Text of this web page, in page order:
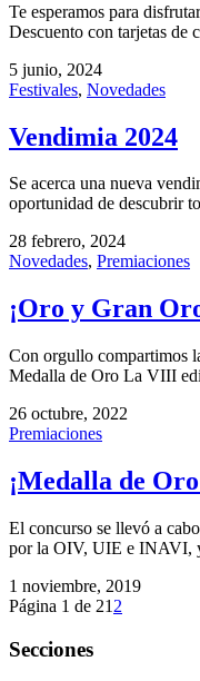
Te esperamos para
Descuento con tarjetas de
5 junio, 2024
Festivales, Novedades
Vendimia 2024
Se acerca una nueva
oportunidad de descubrir
28 febrero, 2024
Novedades, Premiaciones
¡Oro y Gran
Con orgullo compartimos
Medalla de Oro La VIII
26 octubre, 2022
Premiaciones
¡Medalla de
El concurso se llevó a
por la OIV, UIE e INAVI,
1 noviembre, 2019
Página 1 de 21 2
Secciones